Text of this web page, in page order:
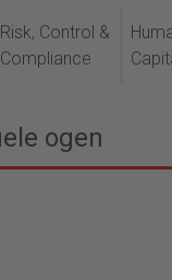
Risk, Control &
Compliance
ogen